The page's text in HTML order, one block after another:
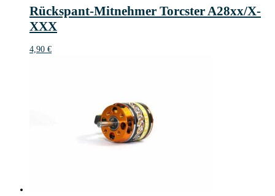
Rückspant-Mitnehmer Torcster A28xx/X-
XXX
4,90 €